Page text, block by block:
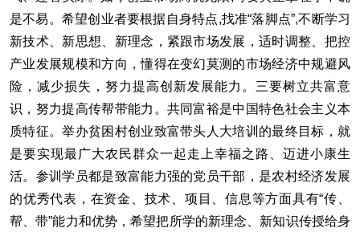
是不易。希望创业者要根据自身特点,找准“落脚点”,不断学习
新技术、新思想、新理念，紧跟市场发展，适时调整、把控
产业发展规模和方向，懂得在变幻莫测的市场经济中规避风
险，减少损失，努力提高创新发展能力。三要树立共富意
识，努力提高传帮带能力。共同富裕是中国特色社会主义本
质特征。举办贫困村创业致富带头人大培训的最终目标，就
是要实现最广大农民群众一起走上幸福之路、迈进小康生
活。参训学员都是致富能力强的党员干部，是农村经济发展
的优秀代表，在资金、技术、项目、信息等方面具有“传、
帮、带”能力和优势，希望把所学的新理念、新知识传授给身